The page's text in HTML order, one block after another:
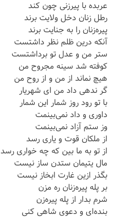
عربده با پیرزنی چون کند
رطل زنان دخل ولایت برند
پیره‌زنان را به جنایت برند
آنکه درین ظلم نظر داشتست
ستر من و عدل تو برداشتست
کوفته شد سینه مجروح من
هیچ نماند از من و از روح من
گر ندهی داد من ای شهریار
با تو رود روز شمار این شمار
داوری و داد نمی‌بینمت
وز ستم آزاد نمی‌بینمت
از ملکان قوت و یاری رسد
از تو به ما بین که چه خواری رسد
مال یتیمان ستدن ساز نیست
بگذر ازین غارت ابخاز نیست
بر پله پیره‌زنان ره مزن
شرم بدار از پله پیره‌زن
بنده‌ای و دعوی شاهی کنی